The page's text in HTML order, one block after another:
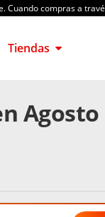
Cuando compras a
Tiendas
Agosto